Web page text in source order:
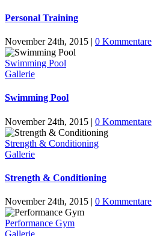
Personal Training
November 24th, 2015 | 0 Kommentare
Swimming Pool
Gallerie
Swimming Pool
November 24th, 2015 | 0 Kommentare
Strength & Conditioning
Gallerie
Strength & Conditioning
November 24th, 2015 | 0 Kommentare
Performance Gym